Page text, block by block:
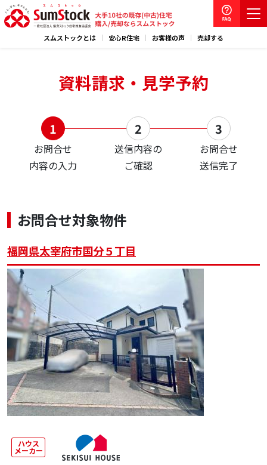
スムストックとは 安心R住宅 お客様の声 売却する
資料請求・見学予約
お問合せ
内容の入力
送信内容の
ご確認
お問合せ
送信完了
お問合せ対象物件
福岡県太宰府市国分５丁目
ハウス
メーカー